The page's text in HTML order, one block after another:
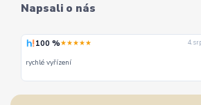
Napsali o nás
100 %★★★★★ 4.
rychlé vyřízení